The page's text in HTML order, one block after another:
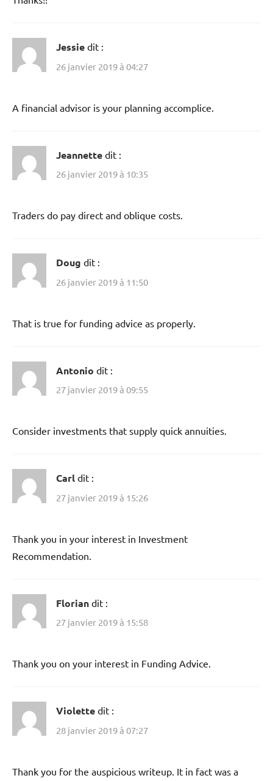
Jessie dit :
26 janvier 2019 à 04:27
A financial advisor is your planning accomplice.
Jeannette dit :
26 janvier 2019 à 10:35
Traders do pay direct and oblique costs.
Doug dit :
26 janvier 2019 à 11:50
That is true for funding advice as properly.
Antonio dit :
27 janvier 2019 à 09:55
Consider investments that supply quick annuities.
Carl dit :
27 janvier 2019 à 15:26
Thank you in your interest in Investment
Recommendation.
Florian dit :
27 janvier 2019 à 15:58
Thank you on your interest in Funding Advice.
Violette dit :
28 janvier 2019 à 07:27
Thank you for the auspicious writeup. It in fact was a